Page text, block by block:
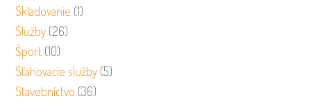
Skladovanie (1)
Služby (26)
Šport (10)
Sťahovacie služby (5)
Stavebníctvo (36)